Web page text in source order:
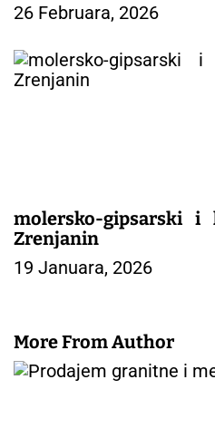
26 Februara, 2026
molersko-gipsarski i
Zrenjanin
19 Januara, 2026
More From Author